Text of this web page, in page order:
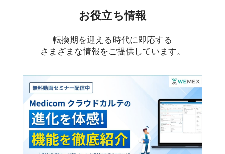
お役立ち情報
転換期を迎える時代に即応する
さまざまな情報をご提供しています。